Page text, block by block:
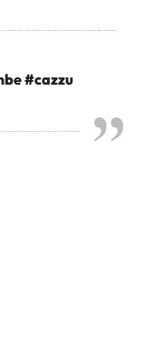
#cazzu